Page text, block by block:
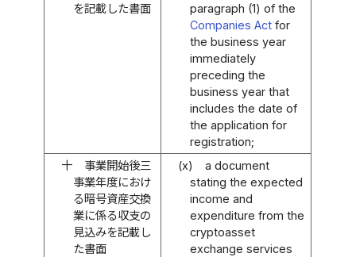
を記載した書面
paragraph (1) of the
Companies Actfor
the business year
immediately
preceding the
business year that
includes the date of
the application for
registration;
十
事業開始後三
事業年度におけ
る暗号資産交換
業に係る収支の
見込みを記載し
た書面
(x)
a document
stating the expected
income and
expenditure from the
cryptoasset
exchange services